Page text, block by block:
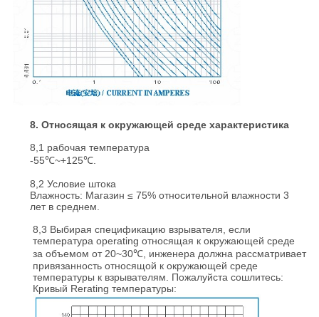
8. Относящая к окружающей среде характеристика
8,1 рабочая температура
-55℃~+125℃.
8,2 Условие штока
Влажность: Магазин ≤ 75% относительной влажности 3
лет в среднем.
8,3 Выбирая спецификацию взрывателя, если
температура operating относящая к окружающей среде
за объемом от 20~30℃, инженера должна рассматривает
привязанность относящой к окружающей среде
температуры к взрывателям. Пожалуйста сошлитесь:
Кривый Rerating температуры: